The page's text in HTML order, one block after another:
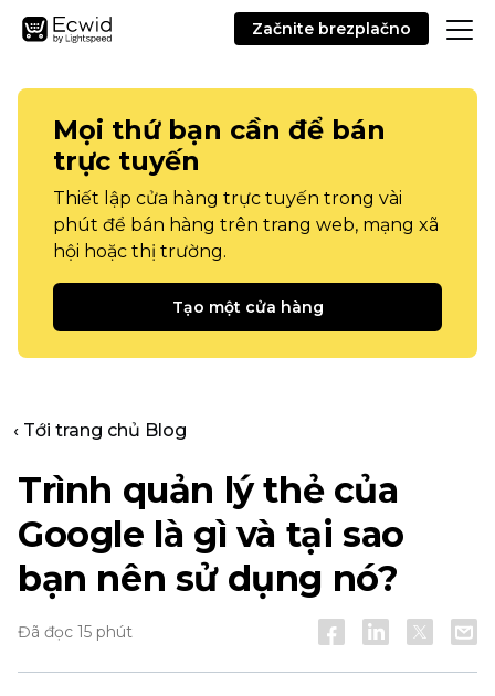
Začnite brezplačno
Mọi thứ bạn cần để bán
trực tuyến
Thiết lập cửa hàng trực tuyến trong vài
phút để bán hàng trên trang web, mạng xã
hội hoặc thị trường.
Tạo một cửa hàng
‹ Tới trang chủ Blog
Trình quản lý thẻ của
Google là gì và tại sao
bạn nên sử dụng nó?
Đã đọc 15 phút